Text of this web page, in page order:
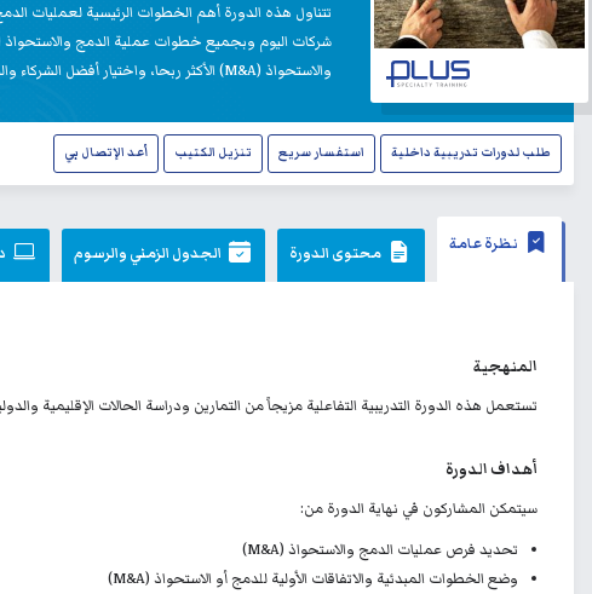
والاستحواذ (M&A) الأكثر ربحا، واختيار أفضل الشركاء والحصول على أعلى ربحية ممكنة من الصفقة.
طلب لدورات تدريبية داخلية استفسار سريع تنزيل الكتيب أعد الإتصال بي
نظرة عامة محتوى الدورة الجدول الزمني والرسوم
المنهجية
تستعمل هذه الدورة التدريبية التفاعلية مزيجاً من التمارين ودراسة الحالات الإقليمية
أهداف الدورة
سيتمكن المشاركون في نهاية الدورة من:
تحديد فرص عمليات الدمج والاستحواذ (M&A)
وضع الخطوات المبدئية والاتفاقات الأولية للدمج أو الاستحواذ (M&A)